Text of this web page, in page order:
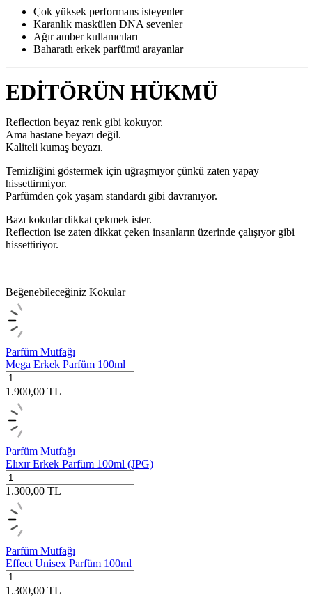
Çok yüksek performans isteyenler
Karanlık maskülen DNA sevenler
Ağır amber kullanıcıları
Baharatlı erkek parfümü arayanlar
EDİTÖRÜN HÜKMÜ
Reflection beyaz renk gibi kokuyor.
Ama hastane beyazı değil.
Kaliteli kumaş beyazı.
Temizliğini göstermek için uğraşmıyor çünkü zaten yapay
hissettirmiyor.
Parfümden çok yaşam standardı gibi davranıyor.
Bazı kokular dikkat çekmek ister.
Reflection ise zaten dikkat çeken insanların üzerinde çalışıyor gibi
hissettiriyor.
Beğenebileceğiniz Kokular
Parfüm Mutfağı
Mega Erkek Parfüm 100ml
1.900,00 TL
Parfüm Mutfağı
Elıxır Erkek Parfüm 100ml (JPG)
1.300,00 TL
Parfüm Mutfağı
Effect Unisex Parfüm 100ml
1.300,00 TL